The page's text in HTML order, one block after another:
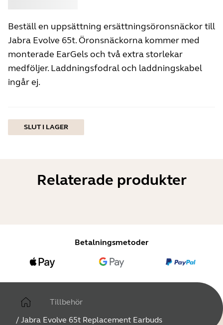
Beställ en uppsättning ersättningsöronsnäckor till
Jabra Evolve 65t. Öronsnäckorna kommer med
monterade EarGels och två extra storlekar
medföljer. Laddningsfodral och laddningskabel
ingår ej.
SLUT I LAGER
Relaterade produkter
Betalningsmetoder
Tillbehör
/ Jabra Evolve 65t Replacement Earbuds